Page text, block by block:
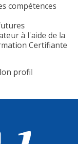
compétences
à l'aide de la
Certifiante
profil